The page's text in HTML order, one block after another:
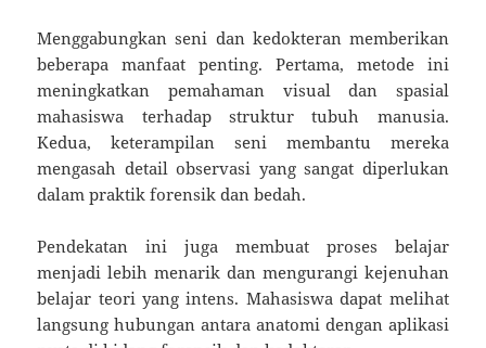
Menggabungkan seni dan kedokteran memberikan
beberapa manfaat penting. Pertama, metode ini
meningkatkan pemahaman visual dan spasial
mahasiswa terhadap struktur tubuh manusia.
Kedua, keterampilan seni membantu mereka
mengasah detail observasi yang sangat diperlukan
dalam praktik forensik dan bedah.
Pendekatan ini juga membuat proses belajar
menjadi lebih menarik dan mengurangi kejenuhan
belajar teori yang intens. Mahasiswa dapat melihat
langsung hubungan antara anatomi dengan aplikasi